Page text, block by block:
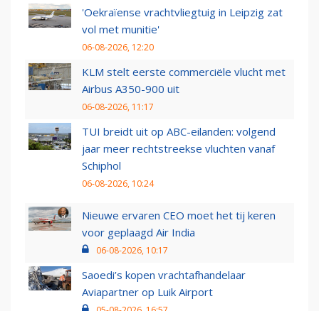
'Oekraïense vrachtvliegtuig in Leipzig zat
vol met munitie'
06-08-2026, 12:20
KLM stelt eerste commerciële vlucht met
Airbus A350-900 uit
06-08-2026, 11:17
TUI breidt uit op ABC-eilanden: volgend
jaar meer rechtstreekse vluchten vanaf
Schiphol
06-08-2026, 10:24
Nieuwe ervaren CEO moet het tij keren
voor geplaagd Air India
06-08-2026, 10:17
Saoedi’s kopen vrachtafhandelaar
Aviapartner op Luik Airport